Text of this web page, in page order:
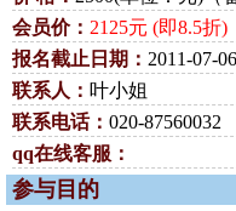
会员价： 2125元 (即8.5折)
报名截止日期： 2011-07-06
联系人： 叶小姐
联系电话： 020-87560032
qq在线客服：
参与目的